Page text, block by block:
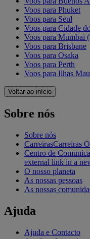
Voos para Phuket
Voos para Seul
Voos para Cidade
Voos para Mumbai
Voos para Brisbane
Voos para Osaka
Voos para Perth
Voos para Ilhas
Voltar ao início
Sobre nós
Sobre nós
CarreirasCarreiras
Centro de
external link in a
O nosso planeta
As nossas pessoas
As nossas
Ajuda
Ajuda e Contacto